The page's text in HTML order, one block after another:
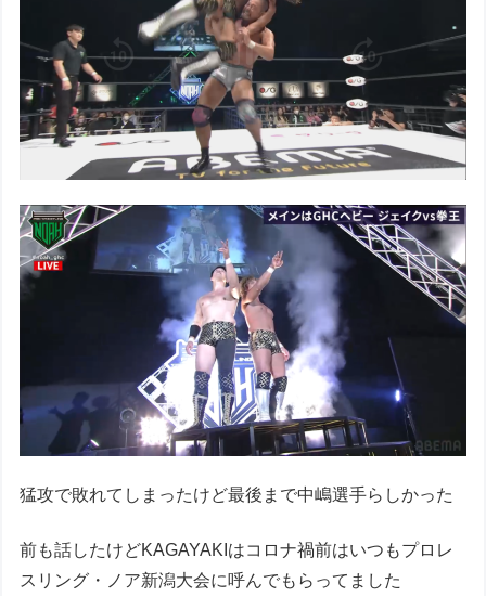
猛攻で敗れてしまったけど最後まで中嶋選手らしかった
前も話したけどKAGAYAKIはコロナ禍前はいつもプロレ
スリング・ノア新潟大会に呼んでもらってました